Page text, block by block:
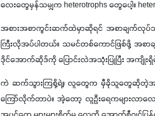
လေးတွေမှန်သမျှက heterotrophs တွေပေါ့။
အစားအစာကွင်းဆက်ထဲမှာဆိုရင် အစာချက်လုပ်
ကြီးလိုအပ်ပါတယ်။ သမင်တစ်ကောင်ဖြစ်ဖို့ အစ
ဒိုင်အောက်ဆိုဒ်ကို ပြောင်းလဲအသုံးပြုပြီး အကျိုးရှိ
ကဲ ဆက်သွားကြစို့ရဲ့။ လူတွေက မှီခိုသူတွေဆိုတဲ့အတိုင်
ကြော်လိုက်တာပဲ။ အဲ့တော့ လူဦးရေကများလ